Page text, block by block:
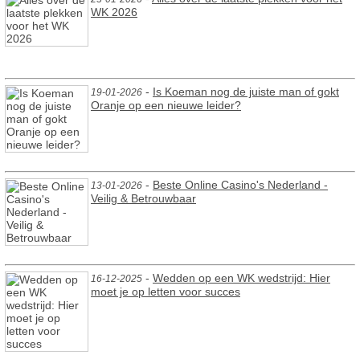
WK 2026
19-01-2026 - Is Koeman nog de juiste man of gokt
Oranje op een nieuwe leider?
13-01-2026 - Beste Online Casino's Nederland -
Veilig & Betrouwbaar
16-12-2025 - Wedden op een WK wedstrijd: Hier
moet je op letten voor succes